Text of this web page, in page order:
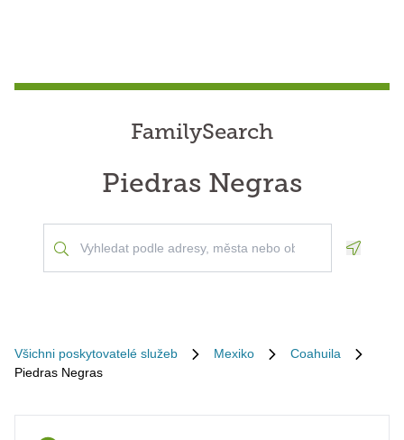
FamilySearch
Piedras Negras
Všichni poskytovatelé služeb Mexiko
Coahuila
Piedras Negras